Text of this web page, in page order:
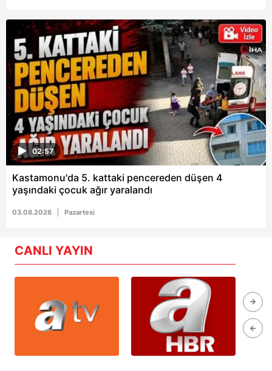
02:57
Kastamonu'da 5. kattaki pencereden düşen 4
yaşındaki çocuk ağır yaralandı
03.08.2026 Pazartesi
CANLI YAYIN